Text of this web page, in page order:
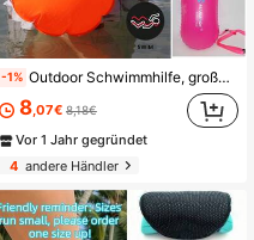
-1% Outdoor Schwimmhilfe, großer Lufteinlass für einfaches Aufblasen, dickes PVC mit Hüftgurt, hohe Auftriebskraft zum Schwimmen und Wassersport, Strandutensilien, Strandaccessoires, Poolschwimmhilfe
8,07€ 8,18€
Vor 1 Jahr gegründet
4andere Händler